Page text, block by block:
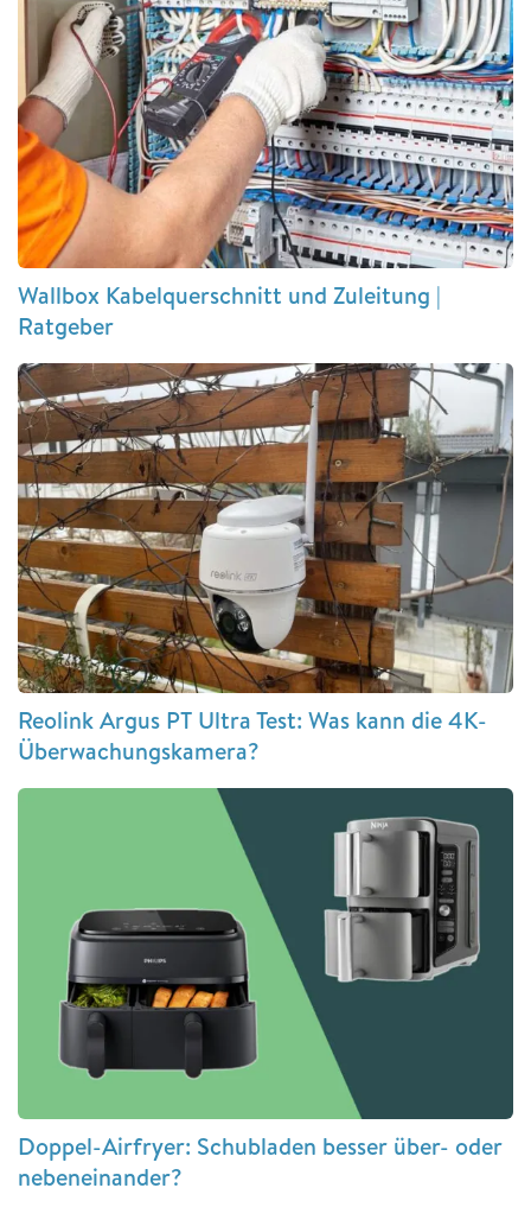
Wallbox Kabelquerschnitt und Zuleitung |
Ratgeber
Reolink Argus PT Ultra Test: Was kann die 4K-
Überwachungskamera?
Doppel-Airfryer: Schubladen besser über- oder
nebeneinander?